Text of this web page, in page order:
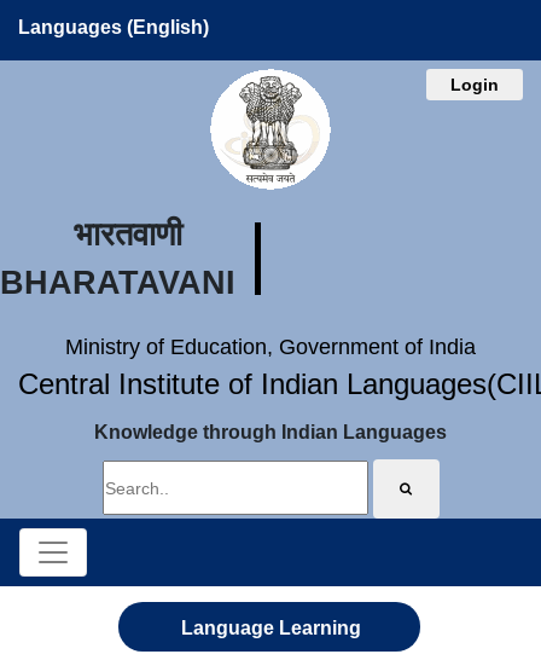
Languages (English)
Login
भारतवाणी
BHARATAVANI
Ministry of Education, Government of India
Central Institute of Indian
Knowledge through Indian Languages
Language Learning